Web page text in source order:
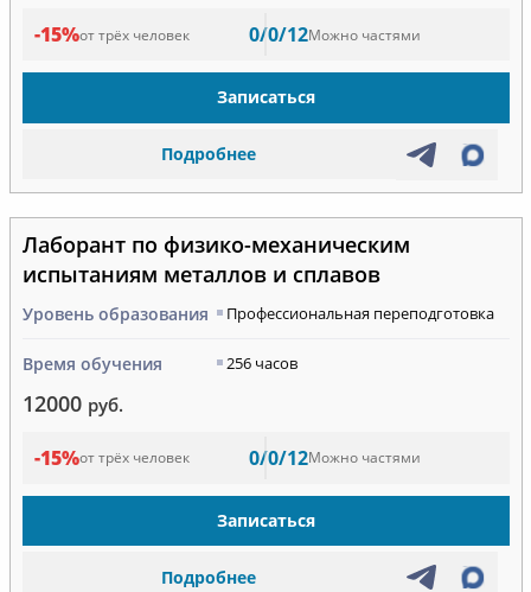
-15%от трёх человек 0/0/12Можно частями
Записаться
Подробнее
Лаборант по физико-механическим
испытаниям металлов и сплавов
Уровень образования Профессиональная переподготовка
Время обучения 256 часов
12000 руб.
-15%от трёх человек 0/0/12Можно частями
Записаться
Подробнее